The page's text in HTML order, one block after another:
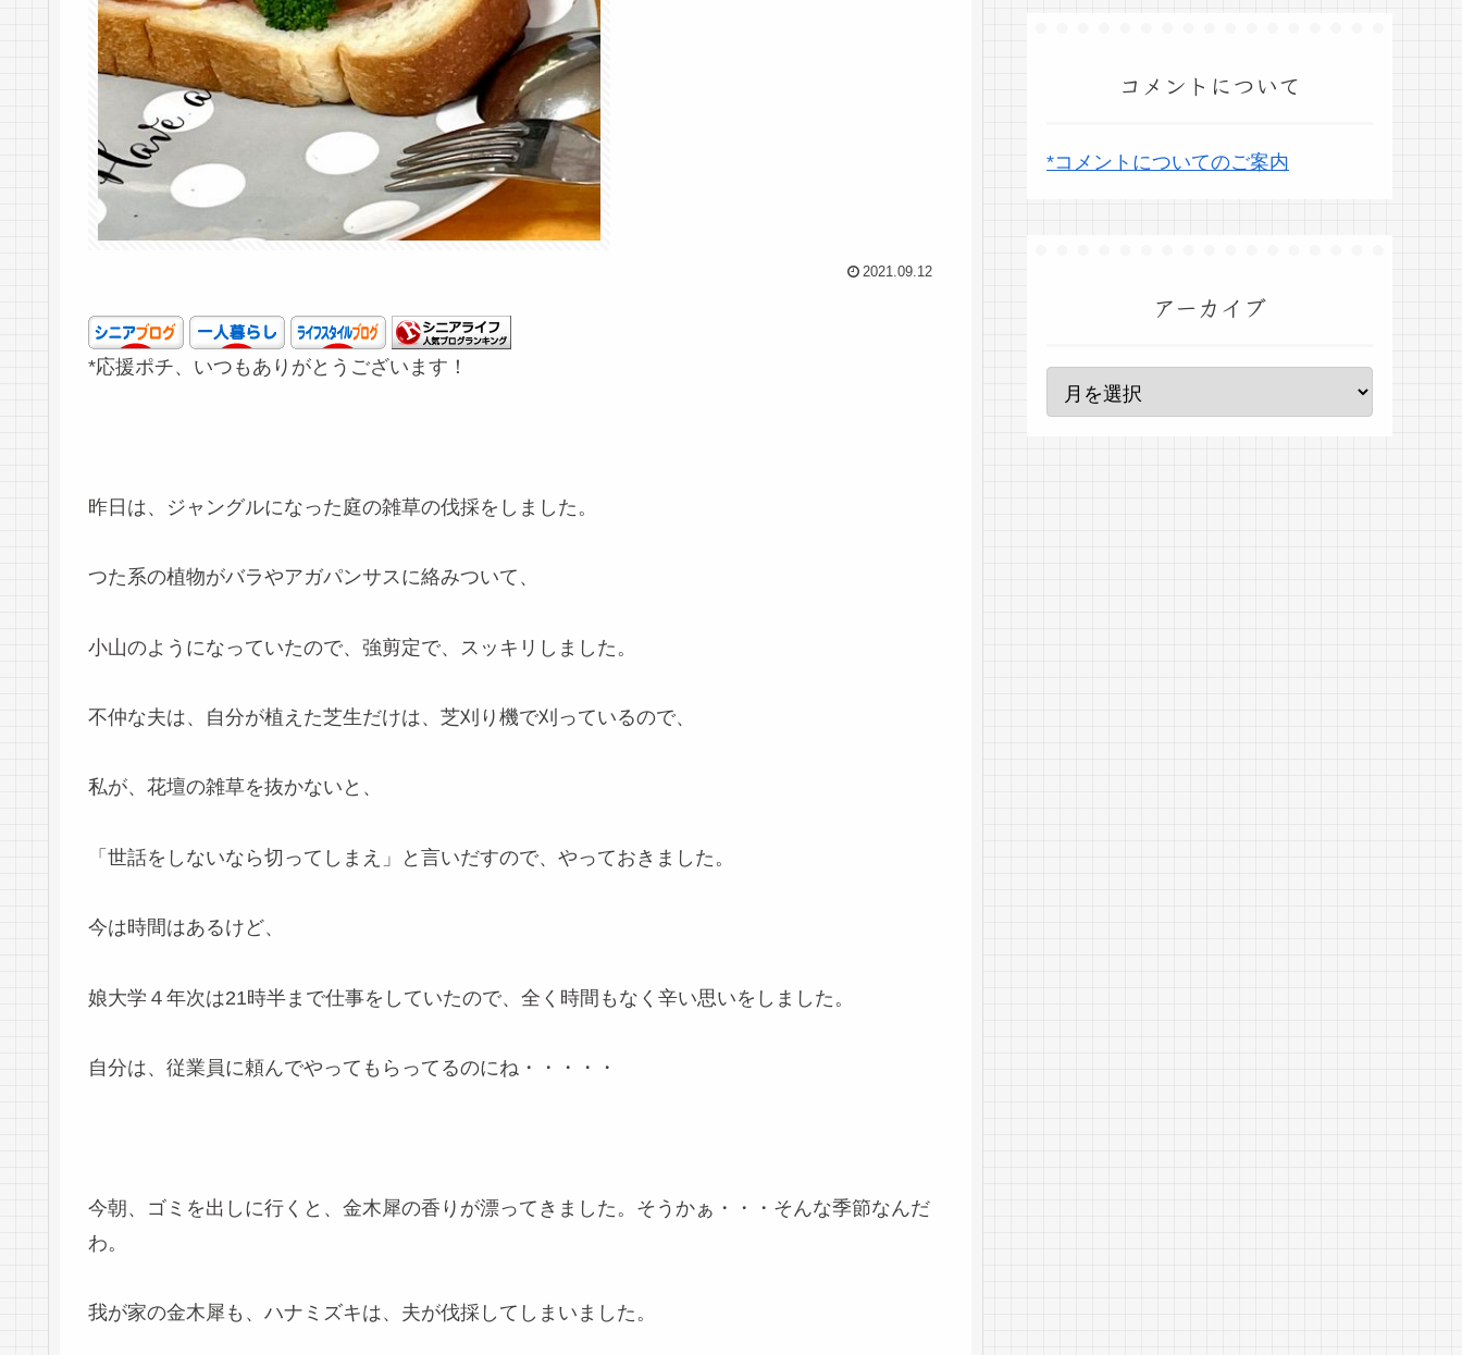
2021.09.12
*応援ポチ、いつもありがとうございます！
昨日は、ジャングルになった庭の雑草の伐採をしました。
つた系の植物がバラやアガパンサスに絡みついて、
小山のようになっていたので、強剪定で、スッキリしました。
不仲な夫は、自分が植えた芝生だけは、芝刈り機で刈っているので、
私が、花壇の雑草を抜かないと、
「世話をしないなら切ってしまえ」と言いだすので、やっておきました。
今は時間はあるけど、
娘大学４年次は21時半まで仕事をしていたので、全く時間もなく辛い思いをしました。
自分は、従業員に頼んでやってもらってるのにね・・・・・
今朝、ゴミを出しに行くと、金木犀の香りが漂ってきました。そうかぁ・・・そんな季節なんだ
わ。
我が家の金木犀も、ハナミズキは、夫が伐採してしまいました。
コメントについて
*コメントについてのご案内
アーカイブ